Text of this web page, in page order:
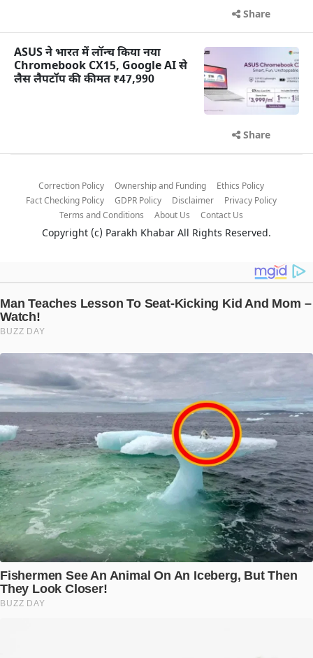
Share
ASUS ने भारत में लॉन्च किया नया
Chromebook CX15, Google AI से
लैस लैपटॉप की कीमत ₹47,990
Share
Correction Policy Ownership and Funding
Ethics Policy
Fact Checking Policy
GDPR Policy Disclaimer
Privacy Policy
Terms and Conditions
About Us Contact Us
Copyright (c) Parakh Khabar All Rights Reserved.